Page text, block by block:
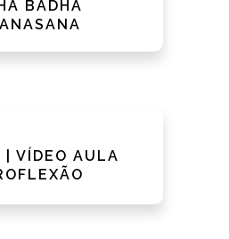
BADHA
| VÍDEO AULA